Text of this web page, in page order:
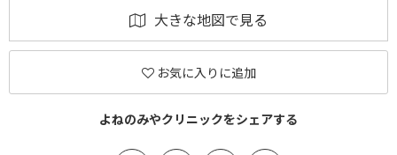
大きな地図で見る
お気に入りに追加
よねのみやクリニックをシェアする